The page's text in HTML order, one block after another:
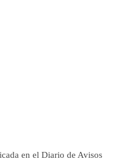
en el Diario de Avisos